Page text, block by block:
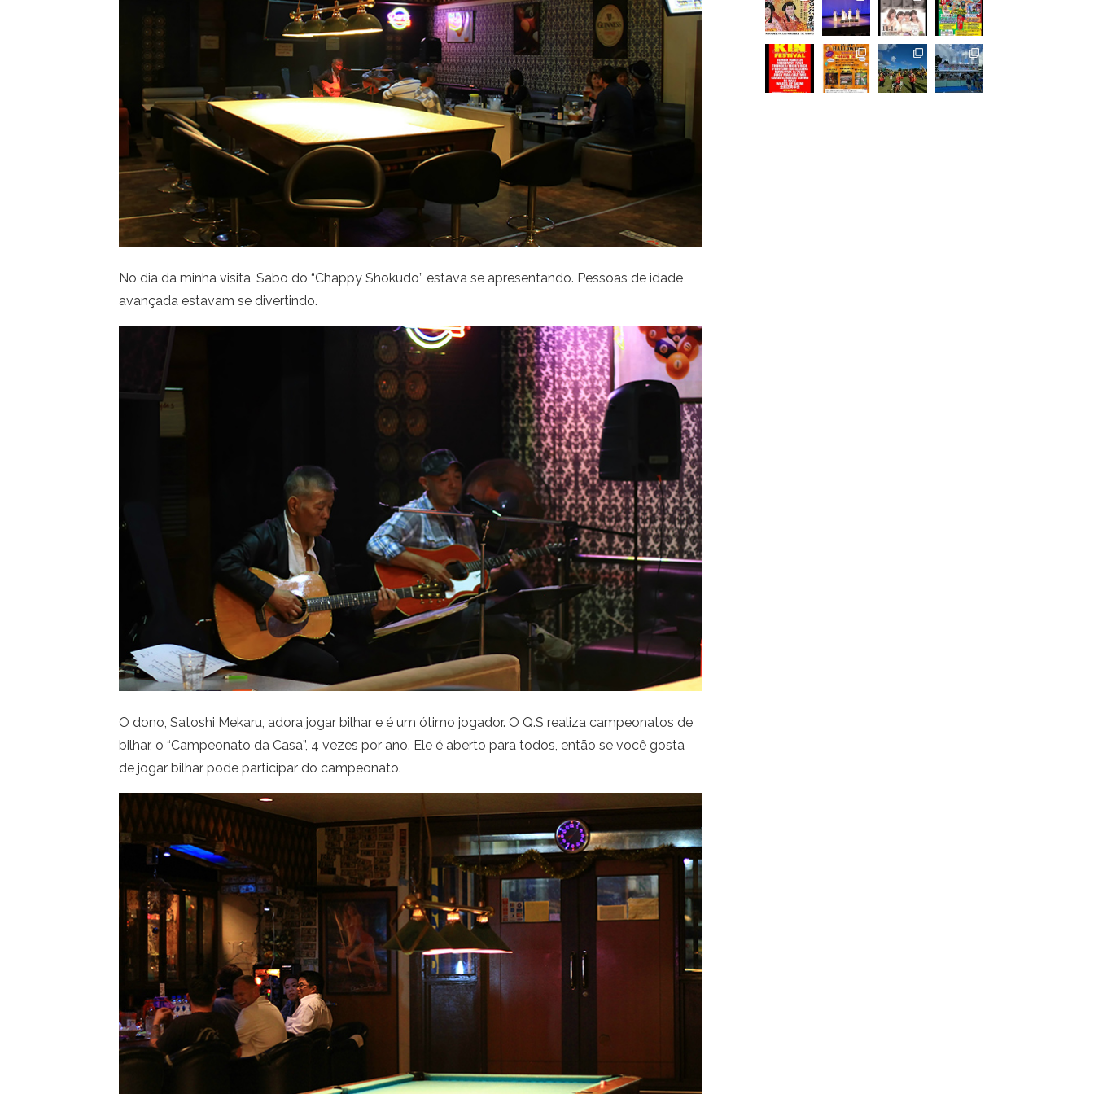
No dia da minha visita, Sabo do “Chappy Shokudo” estava se apresentando. Pessoas de idade
avançada estavam se divertindo.
O dono, Satoshi Mekaru, adora jogar bilhar e é um ótimo jogador. O Q.S realiza campeonatos de
bilhar, o “Campeonato da Casa”, 4 vezes por ano. Ele é aberto para todos, então se você gosta
de jogar bilhar pode participar do campeonato.